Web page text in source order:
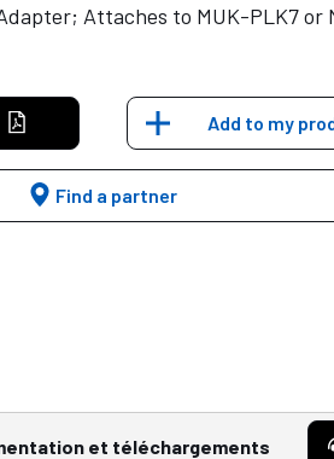
Attaches to MUK-PLK7 or
Add to my
Find a partner
et téléchargements